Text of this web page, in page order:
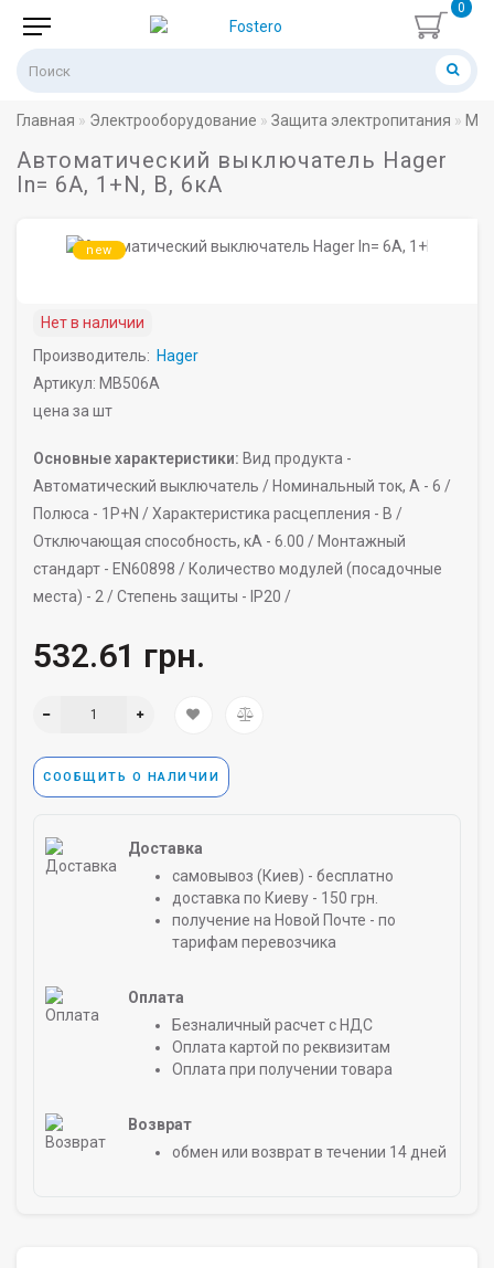
0
Главная Электрооборудование Защита электропитания
Автоматический выключатель Hager
In= 6A, 1+N, B, 6кА
new
Нет в наличии
Производитель: Hager
Артикул: MB506A
цена за шт
Основные характеристики: Вид продукта -
Автоматический выключатель / Номинальный ток, A - 6 /
Полюса - 1P+N /Характеристика расцепления - B /
Отключающая способность, кА - 6.00 / Монтажный
стандарт - EN60898 / Количество модулей (посадочные
места) - 2 /Степень защиты - IP20 /
532.61 грн.
СООБЩИТЬ О НАЛИЧИИ
Доставка
самовывоз (Киев) - бесплатно
доставка по Киеву - 150 грн.
получение на Новой Почте - по
тарифам перевозчика
Оплата
Безналичный расчет с НДС
Оплата картой по реквизитам
Оплата при получении товара
Возврат
обмен или возврат в течении 14 дней